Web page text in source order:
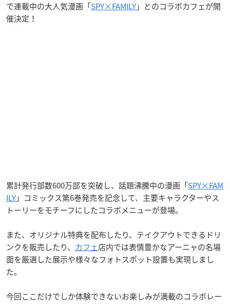
で連載中の大人気漫画「SPY×FAMILY」とのコラボカフェが開
催決定！
累計発行部数600万部を突破し、話題沸騰中の漫画「SPY×FAM
ILY」コミックス第6巻発売を記念して、主要キャラクターやス
トーリーをモチーフにしたコラボメニューが登場。
また、オリジナル特典を配布したり、テイクアウトできるドリ
ンクを販売したり、 カフェ店内では表情豊かなアーニャの名場
面を厳選した展示や様々なフォトスポット設置も実現しまし
た。
今回ここだけでしか体験できないお楽しみが満載のコラボレー